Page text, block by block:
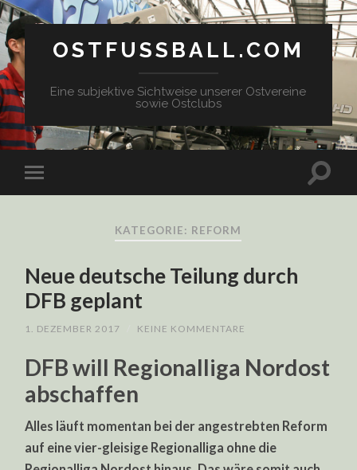
OSTFUSSBALL.COM
Eine subjektive Sichtweise unserer Ostvereine
sowie Ostclubs
KATEGORIE: REFORM
Neue deutsche Teilung durch
DFB geplant
1. DEZEMBER 2017 KEINE KOMMENTARE
DFB will Regionalliga Nordost
abschaffen
Alles läuft momentan bei der angestrebten Reform
auf eine vier-gleisige Regionalliga ohne die